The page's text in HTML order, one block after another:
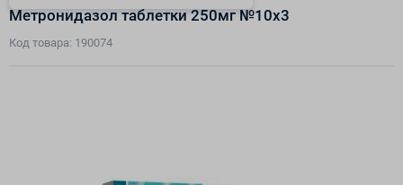
Метронидазол таблетки 250мг №10х3
Код товара: 190074